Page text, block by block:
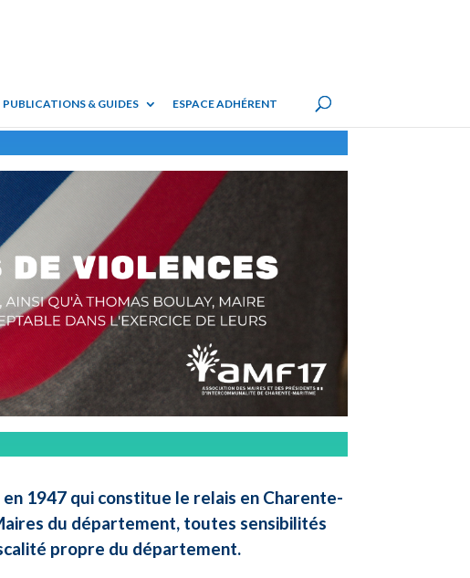
PUBLICATIONS & GUIDES ESPACE ADHÉRENT
1947 qui constitue le relais en Charente-
du département, toutes sensibilités
propre du département.